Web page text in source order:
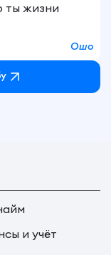
ты жизни
Ошо
и учёт